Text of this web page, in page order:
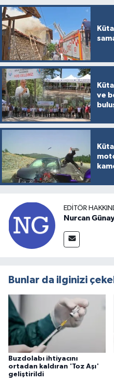
ve
EDITÖR
Nurcan
Bunlar da ilginizi
Buzdolabı ihtiyacını
ortadan kaldıran 'Toz Aşı'
geliştirildi